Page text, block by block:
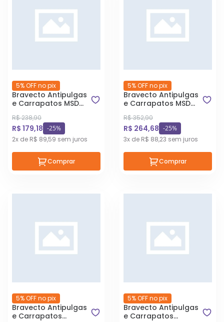
5% OFF no pix
Bravecto Antipulgas
e Carrapatos MSD
10 kg
R$ 238,90
R$ 179,18 -25%
2x de R$ 89,59 sem juros
Comprar
5% OFF no pix
Bravecto Antipulgas
e Carrapatos MSD
56 kg
R$ 352,90
R$ 264,68 -25%
3x de R$ 88,23 sem juros
Comprar
5% OFF no pix
Bravecto Antipulgas
e Carrapatos
5% OFF no pix
Bravecto Antipulgas
e Carrapatos